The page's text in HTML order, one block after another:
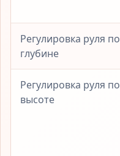
Регулировка руля по
глубине
Регулировка руля по
высоте